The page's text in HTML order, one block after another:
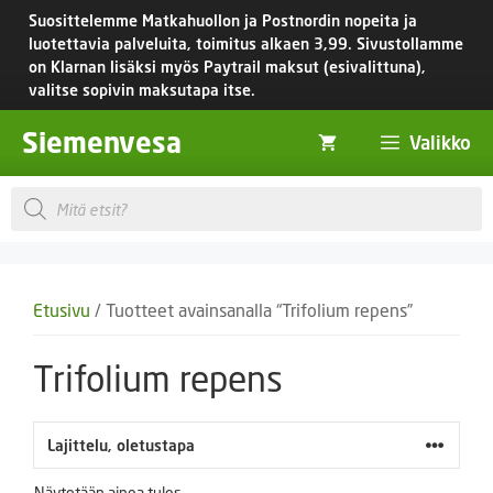
Siirry
sisältöön
Suosittelemme Matkahuollon ja Postnordin nopeita ja
luotettavia palveluita, toimitus alkaen 3,99. Sivustollamme
on Klarnan lisäksi myös Paytrail maksut (esivalittuna),
valitse sopivin maksutapa itse.
Siemenvesa Valikko
Products
search
Etusivu / Tuotteet avainsanalla “Trifolium repens”
Trifolium repens